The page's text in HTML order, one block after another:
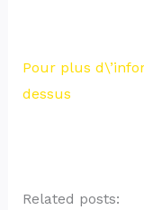
Pour plus
dessus
Related posts: